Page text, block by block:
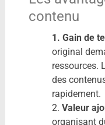
contenu
1. Gain de
original
ressources.
des
rapidement.
2. Valeur
organisant